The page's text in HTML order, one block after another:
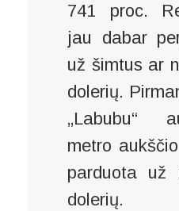
741 proc.
jau dabar
už šimtus ar
dolerių.
„Labubu“
metro
parduota už
dolerių.